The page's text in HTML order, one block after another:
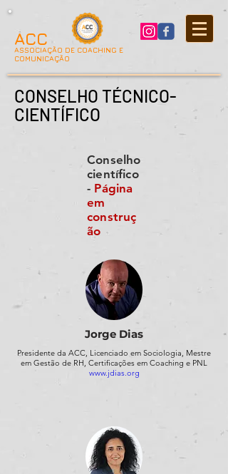
ACC
ASSOCIAÇÃO DE COACHING E
COMUNICAÇÃO
CONSELHO TÉCNICO-
CIENTÍFICO
Conselho
científico
- Página
em
construç
ão
Jorge Dias
Presidente da ACC, Licenciado em Sociologia, Mestre
em Gestão de RH, Certificações em Coaching e PNL
www.jdias.org